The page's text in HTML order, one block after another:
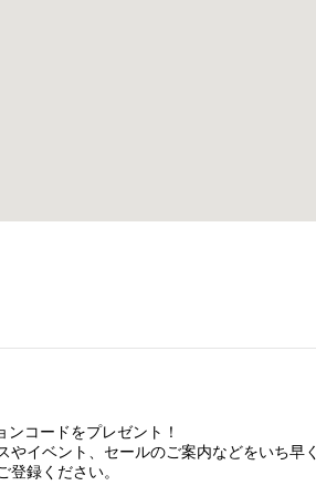
コードをプレゼント！
イベント、セールのご案内などをいち早く
録ください。